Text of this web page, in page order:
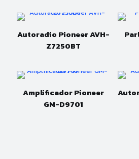
Autoradio Pioneer AVH-
Z7250BT
Amplificador Pioneer
GM-D9701